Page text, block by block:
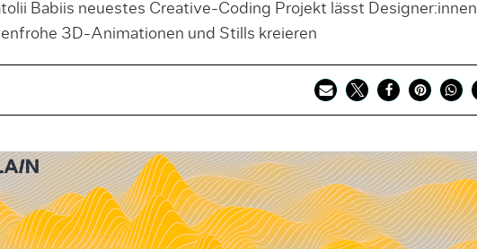
Babiis neuestes Creative-Coding Projekt lässt Designer:innen
3D-Animationen und Stills kreieren